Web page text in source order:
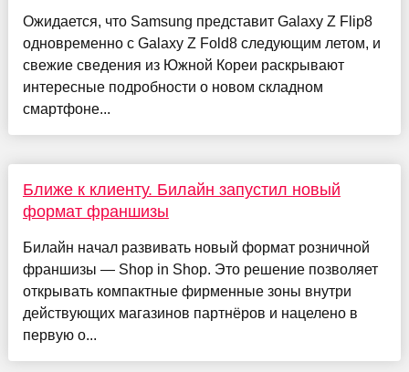
Ожидается, что Samsung представит Galaxy Z Flip8
одновременно с Galaxy Z Fold8 следующим летом, и
свежие сведения из Южной Кореи раскрывают
интересные подробности о новом складном
смартфоне...
Ближе к клиенту. Билайн запустил новый
формат франшизы
Билайн начал развивать новый формат розничной
франшизы — Shop in Shop. Это решение позволяет
открывать компактные фирменные зоны внутри
действующих магазинов партнёров и нацелено в
первую о...